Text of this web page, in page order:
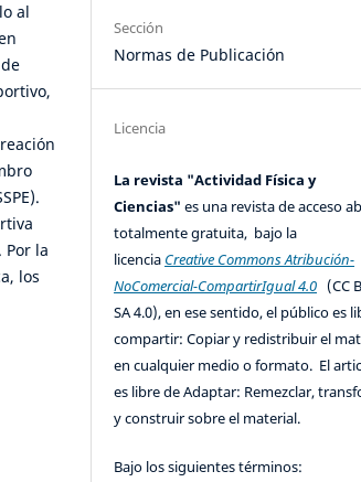
al
Por la
los
Sección
Normas de Publicación
Licencia
La revista "Actividad Física y
Ciencias"es una revista de acceso
totalmente gratuita, bajo la
licencia Creative Commons Atribución-
NoComercial-CompartirIgual 4.0 (CC
SA 4.0), en ese sentido, el público es
compartir: Copiar y redistribuir el
en cualquier medio o formato. El
es libre de Adaptar: Remezclar,
y construir sobre el material.
Bajo los siguientes términos: